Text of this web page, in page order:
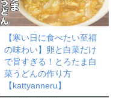
【寒い日に食べたい至福
の味わい】卵と白菜だけ
で旨すぎる！とろたま白
菜うどんの作り方
【kattyanneru】